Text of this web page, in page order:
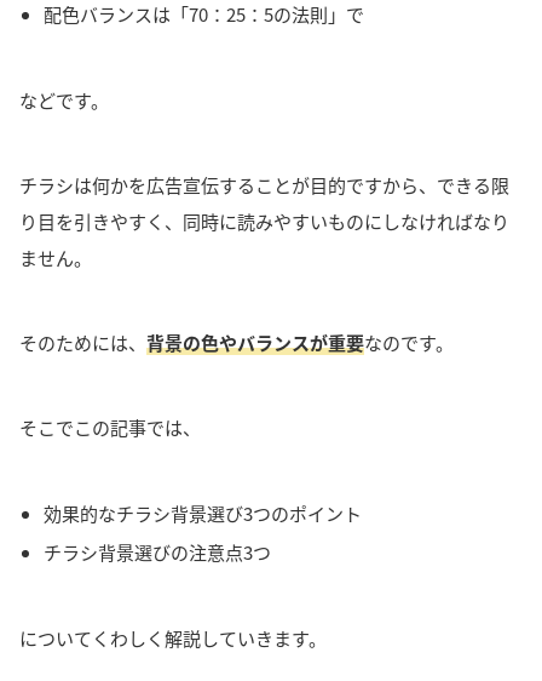
配色バランスは「70：25：5の法則」で
などです。
チラシは何かを広告宣伝することが目的ですから、 できる限
り目を引きやすく、同時に読みやすいものにしなければなり
ません。
そのためには、 背景の色やバランスが重要なのです。
そこでこの記事では、
効果的なチラシ背景選び3つのポイント
チラシ背景選びの注意点3つ
についてくわしく解説していきます。